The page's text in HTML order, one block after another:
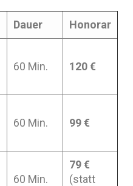
Dauer Honorar
60 Min. 120 €
60 Min. 99 €
60 Min.
79 €
(statt